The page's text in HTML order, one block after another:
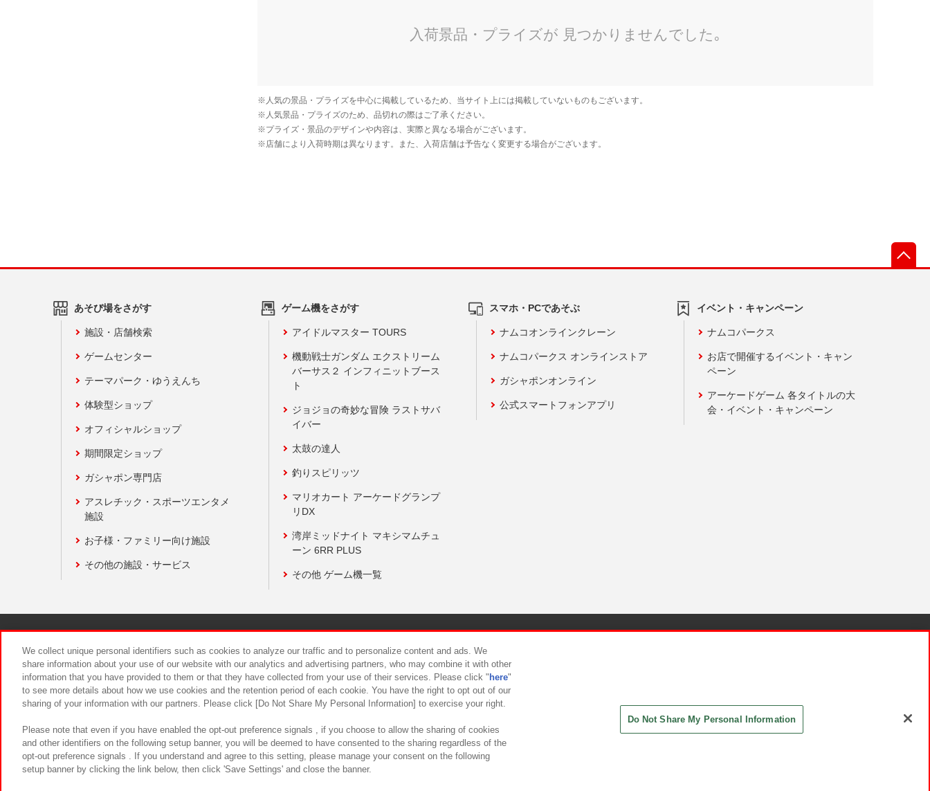
あそび場をさがす
施設・店舗検索
ゲームセンター
テーマパーク・ゆうえんち
体験型ショップ
オフィシャルショップ
期間限定ショップ
ガシャポン専門店
アスレチック・スポーツエンタメ
施設
お子様・ファミリー向け施設
その他の施設・サービス
ゲーム機をさがす
アイドルマスター TOURS
機動戦士ガンダム エクストリーム
バーサス２ インフィニットブース
ト
ジョジョの奇妙な冒険 ラストサバ
イバー
太鼓の達人
釣りスピリッツ
マリオカート アーケードグランプ
リDX
湾岸ミッドナイト マキシマムチュ
ーン 6RR PLUS
その他 ゲーム機一覧
スマホ・PCであそぶ
ナムコオンラインクレーン
ナムコパークス オンラインストア
ガシャポンオンライン
公式スマートフォンアプリ
イベント・キャンペーン
ナムコパークス
お店で開催するイベント・キャン
ペーン
アーケードゲーム 各タイトルの大
会・イベント・キャンペーン
食品のご提供について カスタマーハラスメント対応方針
We collect unique personal identifiers such as cookies to analyze our traffic and to personalize content and ads. We
share information about your use of our website with our analytics and advertising partners, who may combine it with other
information that you have provided to them or that they have collected from your use of their services. Please click " here"
to see more details about how we use cookies and the retention period of each cookie. You have the right to opt out of our
sharing of your information with our partners. Please click [Do Not Share My Personal Information] to exercise your right.
Please note that even if you have enabled the opt-out preference signals , if you choose to allow the sharing of cookies
and other identifiers on the following setup banner, you will be deemed to have consented to the sharing regardless of the
opt-out preference signals . If you understand and agree to this setting, please manage your consent on the following
setup banner by clicking the link below, then click 'Save Settings' and close the banner.
Do Not Share My Personal Information